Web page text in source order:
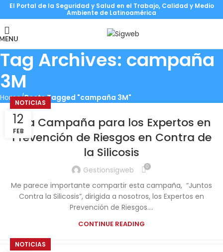
El Portal de la Seguridad y Salud en el Trabajo, Calidad y Medio
Ambiente de Latinoamérica
Tag Archives: campaña
3M
Home Posts Tagged "campaña 3M"
12
FEB
NOTICIAS
Una Campaña para los Expertos en
Prevención de Riesgos en Contra de
la Silicosis
Gestionsigweb 0
Me parece importante compartir esta campaña, “Juntos
Contra la Silicosis”, dirigida a nosotros, los Expertos en
Prevención de Riesgos....
CONTINUE READING
NOTICIAS